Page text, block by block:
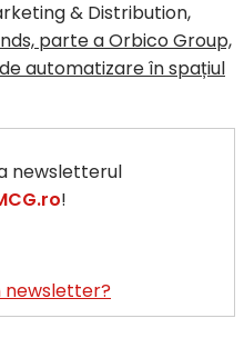
& Distribution,
parte a Orbico Group,
automatizare în spațiul
newsletterul
!
newsletter?